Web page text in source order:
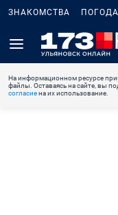
ЗНАКОМСТВА ПОГОДА
На информационном ресурсе
файлы. Оставаясь на сайте, вы
согласиена их использование.